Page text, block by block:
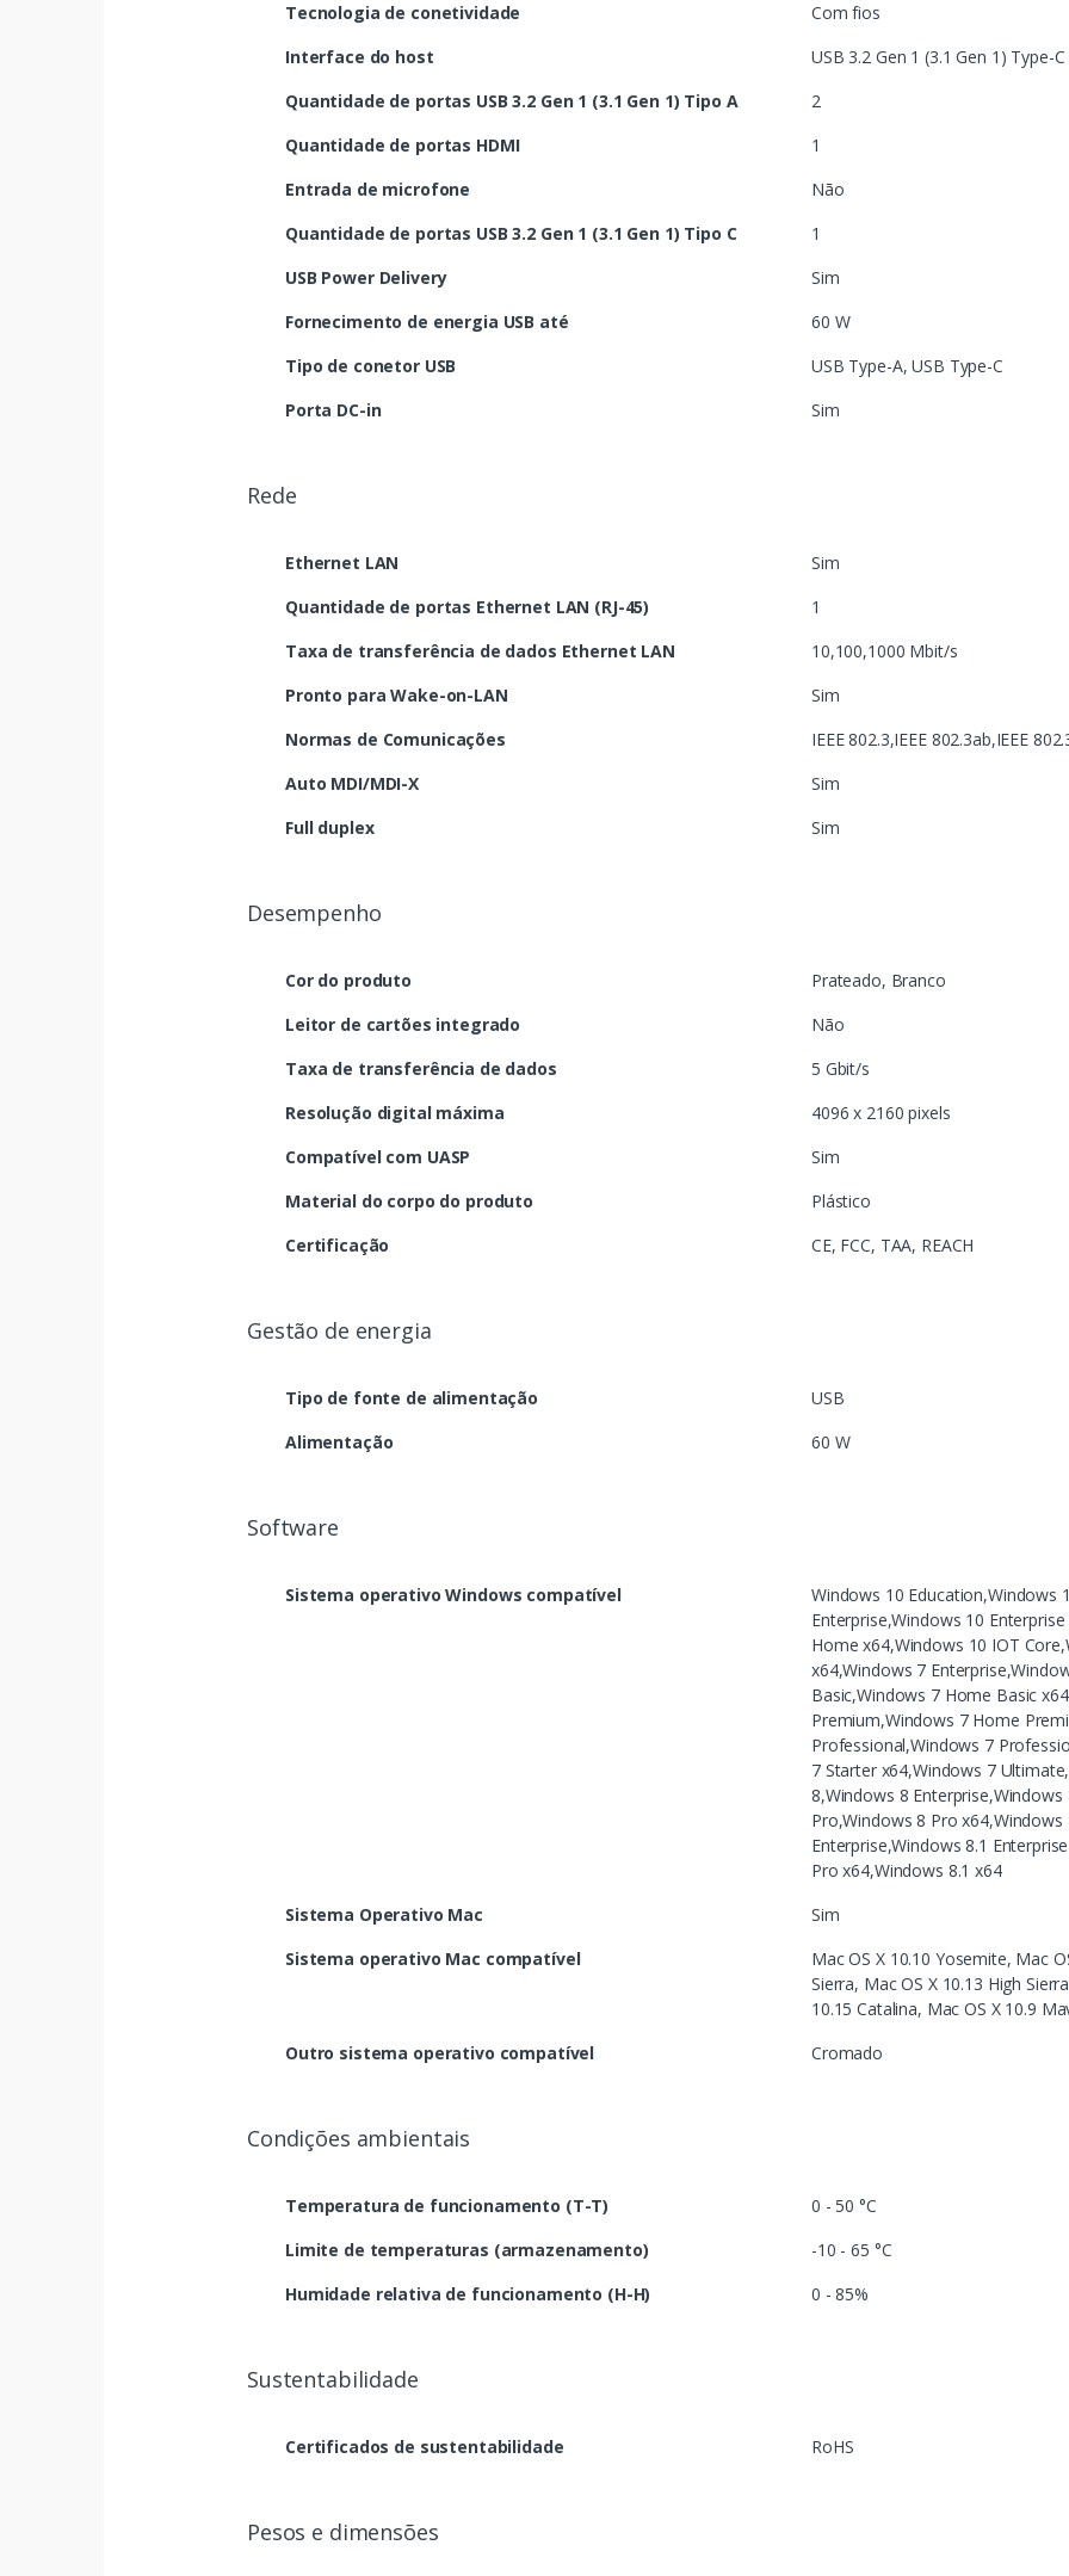
Tecnologia de conetividade
Com fios
Interface do host
USB 3.2 Gen 1 (3.1 Gen 1) Type-C
Quantidade de portas USB 3.2 Gen 1 (3.1 Gen 1) Tipo A
2
Quantidade de portas HDMI
1
Entrada de microfone
Não
Quantidade de portas USB 3.2 Gen 1 (3.1 Gen 1) Tipo C
1
USB Power Delivery
Sim
Fornecimento de energia USB até
60 W
Tipo de conetor USB
USB Type-A, USB Type-C
Porta DC-in
Sim
Rede
Ethernet LAN
Sim
Quantidade de portas Ethernet LAN (RJ-45)
1
Taxa de transferência de dados Ethernet LAN
10,100,1000 Mbit/s
Pronto para Wake-on-LAN
Sim
Normas de Comunicações
IEEE 802.3,IEEE 802.3ab,IEEE
Auto MDI/MDI-X
Sim
Full duplex
Sim
Desempenho
Cor do produto
Prateado, Branco
Leitor de cartões integrado
Não
Taxa de transferência de dados
5 Gbit/s
Resolução digital máxima
4096 x 2160 pixels
Compatível com UASP
Sim
Material do corpo do produto
Plástico
Certificação
CE, FCC, TAA, REACH
Gestão de energia
Tipo de fonte de alimentação
USB
Alimentação
60 W
Software
Sistema operativo Windows compatível
Windows 10 Education,Windows
Enterprise,Windows 10
Home x64,Windows 10 IOT
x64,Windows 7
Basic,Windows 7 Home Basic
Premium,Windows 7 Home
Professional,Windows 7
7 Starter x64,Windows 7
8,Windows 8
Pro,Windows 8 Pro
Enterprise,Windows 8.1
Pro x64,Windows 8.1 x64
Sistema Operativo Mac
Sim
Sistema operativo Mac compatível
Mac OS X 10.10 Yosemite, Mac
Sierra, Mac OS X 10.13 High
10.15 Catalina, Mac OS X 10.9
Outro sistema operativo compatível
Cromado
Condições ambientais
Temperatura de funcionamento (T-T)
0 - 50 °C
Limite de temperaturas (armazenamento)
-10 - 65 °C
Humidade relativa de funcionamento (H-H)
0 - 85%
Sustentabilidade
Certificados de sustentabilidade RoHS
Pesos e dimensões